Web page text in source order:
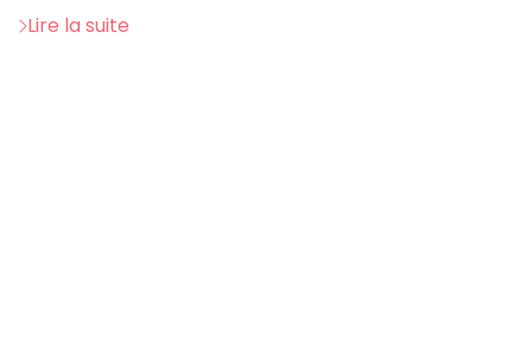
Lire la suite